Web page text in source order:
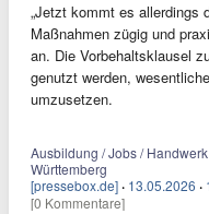
„Jetzt kommt es allerdings
Maßnahmen zügig und
an. Die Vorbehaltsklausel
genutzt werden,
umzusetzen.
Ausbildung / Jobs /
Württemberg
[pressebox.de] · 13.05.2026 ·
[0 Kommentare]